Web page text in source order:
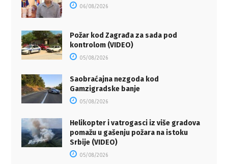
06/08/2026
Požar kod Zagrađa za sada pod
kontrolom (VIDEO)
05/08/2026
Saobraćajna nezgoda kod
Gamzigradske banje
05/08/2026
Helikopter i vatrogasci iz više gradova
pomažu u gašenju požara na istoku
Srbije (VIDEO)
05/08/2026